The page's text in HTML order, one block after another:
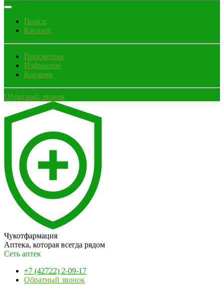
Поиск
Каталог
Просмотры
Избранное
Корзина
Обратный звонок
Чукотфармация
Аптека, которая всегда рядом
Сеть аптек
+7 (42722) 2-09-17
Обратный звонок